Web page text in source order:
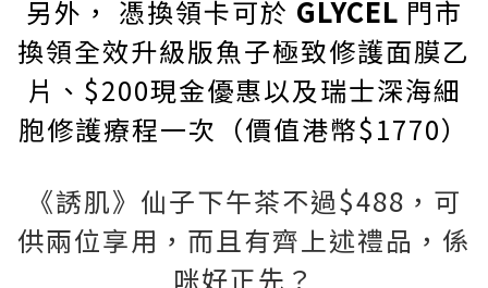
另外， 憑換領卡可於 GLYCEL 門市
換領全效升級版魚子極致修護面膜乙
片、$200現金優惠以及瑞士深海細
胞修護療程一次（價值港幣$1770）
《誘肌》仙子下午茶不過$488，可
供兩位享用，而且有齊上述禮品，係
咪好正先？